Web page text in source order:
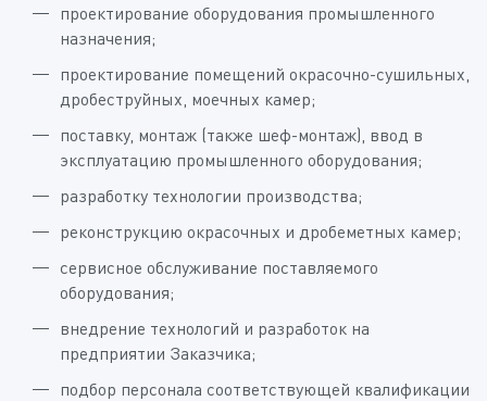
проектирование оборудования промышленного
назначения;
проектирование помещений окрасочно-сушильных,
дробеструйных, моечных камер;
поставку, монтаж (также шеф-монтаж), ввод в
эксплуатацию промышленного оборудования;
разработку технологии производства;
реконструкцию окрасочных и дробеметных камер;
сервисное обслуживание поставляемого
оборудования;
внедрение технологий и разработок на
предприятии Заказчика;
подбор персонала соответствующей квалификации